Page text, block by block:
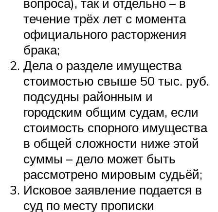
течение трёх лет с момента
официального расторжения
брака;
Дела о разделе имущества
стоимостью свыше 50 тыс. руб.
подсудны районным и
городским общим судам, если
стоимость спорного имущества
в общей сложности ниже этой
суммы – дело может быть
рассмотрено мировым судьёй;
Исковое заявление подается в
суд по месту прописки